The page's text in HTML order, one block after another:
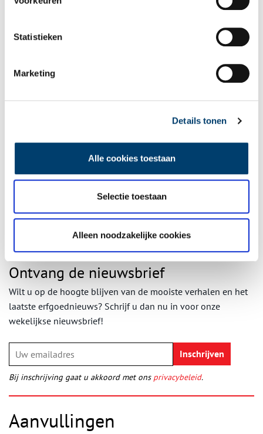
Statistieken
Marketing
Details tonen
Alle cookies toestaan
Selectie toestaan
Alleen noodzakelijke cookies
Zonnewijzerspad 1-2, anno 2011. Foto Jolanda Hoogendoorn
Publicatiedatum: 29/04/2012
Ontvang de nieuwsbrief
Wilt u op de hoogte blijven van de mooiste verhalen en het
laatste erfgoednieuws? Schrijf u dan nu in voor onze
wekelijkse nieuwsbrief!
Bij inschrijving gaat u akkoord met ons privacybeleid.
Aanvullingen